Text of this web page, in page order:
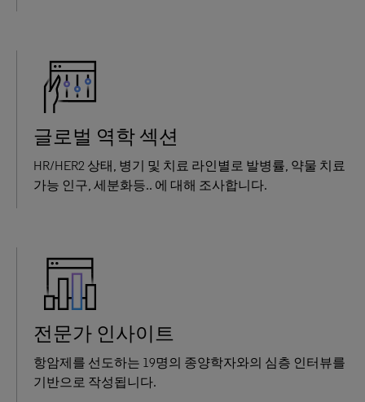
글로벌 역학 섹션
HR/HER2 상태, 병기 및 치료 라인별로 발병률, 약물 치료
가능 인구, 세분화등.. 에 대해 조사합니다.
전문가 인사이트
항암제를 선도하는 19명의 종양학자와의 심층 인터뷰를
기반으로 작성됩니다.